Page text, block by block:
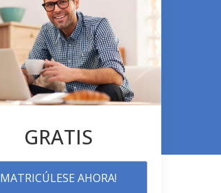
GRATIS
MATRICÚLESE AHORA!